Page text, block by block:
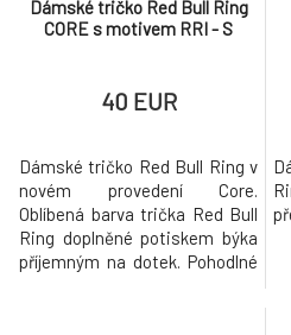
Dámské tričko Red Bull Ring
CORE s motivem RRI - S
40 EUR
Dámské tričko Red Bull Ring v
novém provedení Core.
Oblíbená barva trička Red Bull
Ring doplněné potiskem býka
příjemným na dotek. Pohodlné